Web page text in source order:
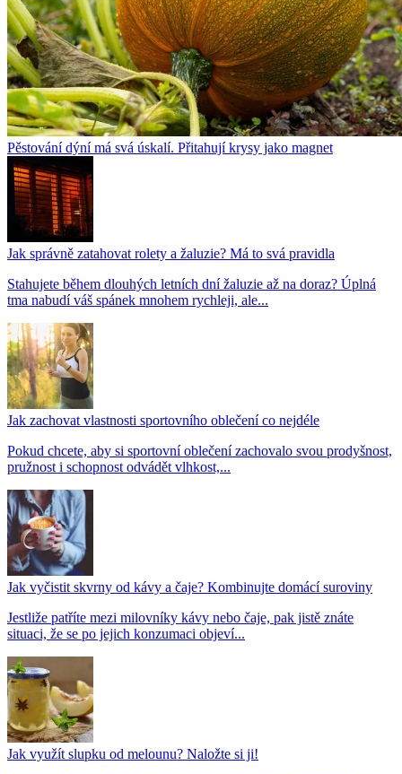
Pěstování dýní má svá úskalí. Přitahují krysy jako magnet
Jak správně zatahovat rolety a žaluzie? Má to svá pravidla
Stahujete během dlouhých letních dní žaluzie až na doraz? Úplná
tma nabudí váš spánek mnohem rychleji, ale...
Jak zachovat vlastnosti sportovního oblečení co nejdéle
Pokud chcete, aby si sportovní oblečení zachovalo svou prodyšnost,
pružnost i schopnost odvádět vlhkost,...
Jak vyčistit skvrny od kávy a čaje? Kombinujte domácí suroviny
Jestliže patříte mezi milovníky kávy nebo čaje, pak jistě znáte
situaci, že se po jejich konzumaci objeví...
Jak využít slupku od melounu? Naložte si ji!